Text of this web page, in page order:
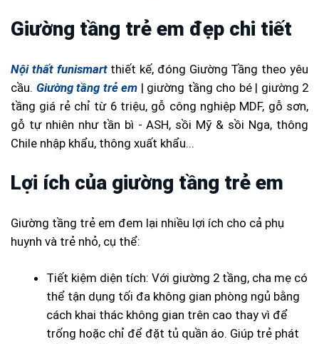
Giường tầng trẻ em đẹp chi tiết
Nội thất funismartthiết kế, đóng Giường Tầng theo yêu
cầu. Giường tầng trẻ em | giường tầng cho bé | giường 2
tầng giá rẻ chỉ từ 6 triệu, gỗ công nghiệp MDF, gỗ sơn,
gỗ tự nhiên như tần bì - ASH, sồi Mỹ & sồi Nga, thông
Chile nhập khẩu, thông xuất khẩu...
Lợi ích của giường tầng trẻ em
Giường tầng trẻ em đem lại nhiều lợi ích cho cả phụ
huynh và trẻ nhỏ, cụ thể:
Tiết kiệm diện tích: Với giường 2 tầng, cha mẹ có
thể tận dụng tối đa không gian phòng ngủ bằng
cách khai thác không gian trên cao thay vì để
trống hoặc chỉ để đặt tủ quần áo. Giúp trẻ phát